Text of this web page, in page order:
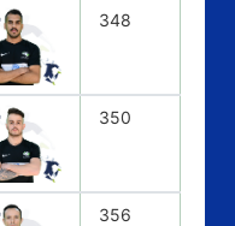
348
350
356